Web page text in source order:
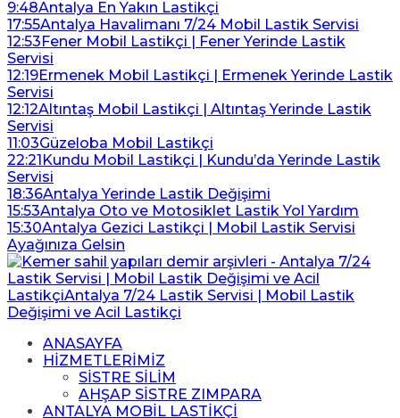
9:48Antalya En Yakın Lastikçi
17:55Antalya Havalimanı 7/24 Mobil Lastik Servisi
12:53Fener Mobil Lastikçi | Fener Yerinde Lastik
Servisi
12:19Ermenek Mobil Lastikçi | Ermenek Yerinde Lastik
Servisi
12:12Altıntaş Mobil Lastikçi | Altıntaş Yerinde Lastik
Servisi
11:03Güzeloba Mobil Lastikçi
22:21Kundu Mobil Lastikçi | Kundu’da Yerinde Lastik
Servisi
18:36Antalya Yerinde Lastik Değişimi
15:53Antalya Oto ve Motosiklet Lastik Yol Yardım
15:30Antalya Gezici Lastikçi | Mobil Lastik Servisi
Ayağınıza Gelsin
ANASAYFA
HİZMETLERİMİZ
SİSTRE SİLİM
AHŞAP SİSTRE ZIMPARA
ANTALYA MOBİL LASTİKÇİ